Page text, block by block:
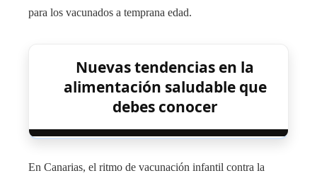
para los vacunados a temprana edad.
Nuevas tendencias en la
alimentación saludable que
debes conocer
En Canarias, el ritmo de vacunación infantil contra la